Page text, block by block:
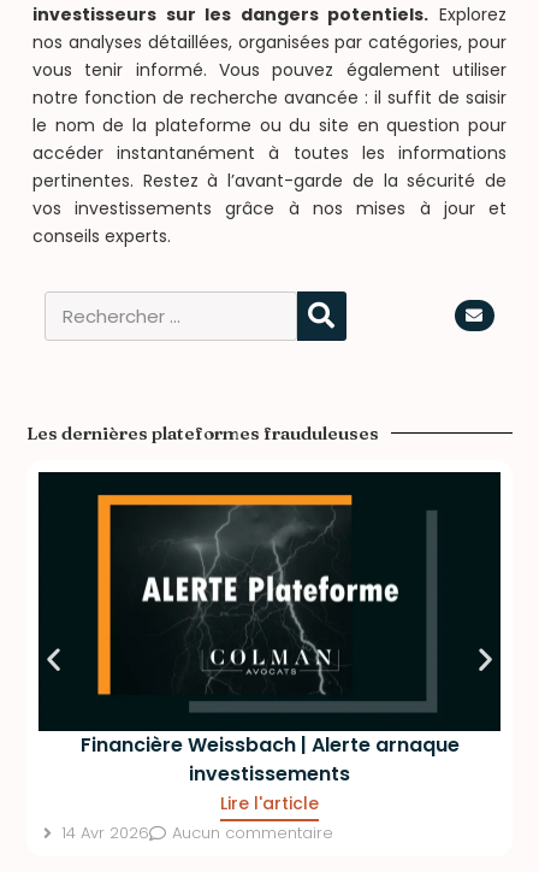
investisseurs sur les dangers potentiels. Explorez
nos analyses détaillées, organisées par catégories, pour
vous tenir informé. Vous pouvez également utiliser
notre fonction de recherche avancée : il suffit de saisir
le nom de la plateforme ou du site en question pour
accéder instantanément à toutes les informations
pertinentes. Restez à l’avant-garde de la sécurité de
vos investissements grâce à nos mises à jour et
conseils experts.
Les dernières plateformes frauduleuses​
Financière Weissbach | Alerte arnaque
investissements
Lire l'article
14 Avr 2026 Aucun commentaire